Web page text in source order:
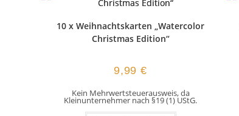
10 x Weihnachtskarten „Watercolor
Christmas Edition“
9,99€
Kein Mehrwertsteuerausweis, da
Kleinunternehmer nach §19 (1) UStG.